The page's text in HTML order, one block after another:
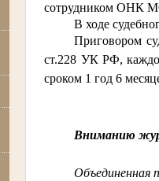
сотрудником ОНК
В ходе
Приговором
ст.228 УК РФ,
сроком 1 год 6
Вниманию
Объединенная